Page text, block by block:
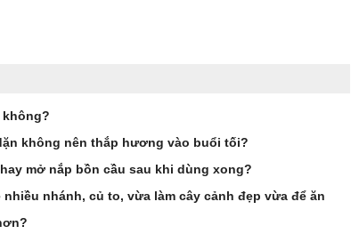
không nên thắp hương vào buổi tối?
mở nắp bồn cầu sau khi dùng xong?
nhánh, củ to, vừa làm cây cảnh đẹp vừa để ăn